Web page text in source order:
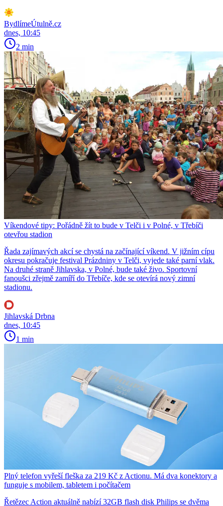
BydlímeÚtulně.cz
dnes, 10:45
2 min
Víkendové tipy: Pořádně žít to bude v Telči i v Polné, v Třebíči
otevřou stadion
Řada zajímavých akcí se chystá na začínající víkend. V jižním cípu
okresu pokračuje festival Prázdniny v Telči, vyjede také parní vlak.
Na druhé straně Jihlavska, v Polné, bude také živo. Sportovní
fanoušci zřejmě zamíří do Třebíče, kde se otevírá nový zimní
stadionu.
Jihlavská Drbna
dnes, 10:45
1 min
Plný telefon vyřeší fleška za 219 Kč z Actionu. Má dva konektory a
funguje s mobilem, tabletem i počítačem
Řetězec Action aktuálně nabízí 32GB flash disk Philips se dvěma